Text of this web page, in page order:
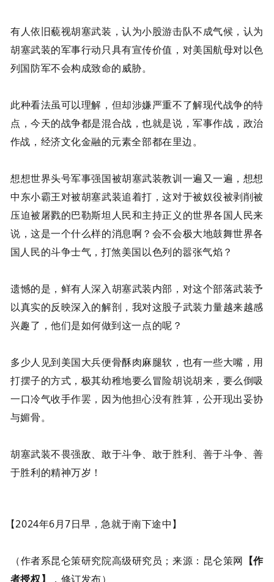
有人依旧藐视胡塞武装，认为小股游击队不成气候，认为
胡塞武装的军事行动只具有宣传价值，对美国航母对以色
列国防军不会构成致命的威胁。
此种看法虽可以理解，但却涉嫌严重不了解现代战争的特
点，今天的战争都是混合战，也就是说，军事作战，政治
作战，经济文化金融的元素全部都在里边。
想想世界头号军事强国被胡塞武装教训一遍又一遍，想想
中东小霸王对被胡塞武装追着打，这对于被奴役被剥削被
压迫被屠戮的巴勒斯坦人民和主持正义的世界各国人民来
说，这是一个什么样的消息啊？会不会极大地鼓舞世界各
国人民的斗争士气，打煞美国以色列的嚣张气焰？
遗憾的是，鲜有人深入胡塞武装内部，对这个部落武装予
以真实的反映深入的解剖，我对这股子武装力量越来越感
兴趣了，他们是如何做到这一点的呢？
多少人见到美国大兵便骨酥肉麻腿软，也有一些大嘴，用
打摆子的方式，极其幼稚地要么冒险胡说胡来，要么倒吸
一口冷气收手作罢，因为他担心没有胜算，公开现出妥协
与媚骨。
胡塞武装不畏强敌、敢于斗争、敢于胜利、善于斗争、善
于胜利的精神万岁！
【2024年6月7日早，急就于南下途中】
（作者系昆仑策研究院高级研究员；来源：昆仑策网 【作
者授权】
，修订发布）